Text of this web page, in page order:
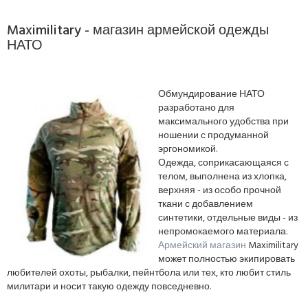
Maximilitary - магазин армейской одежды
НАТО
Обмундирование НАТО
разработано для
максимального удобства при
ношении с продуманной
эргономикой.
Одежда, соприкасающаяся с
телом, выполнена из хлопка,
верхняя - из особо прочной
ткани с добавлением
синтетики, отдельные виды - из
непромокаемого материала.
Армейский магазин Maximilitary
может полностью экипировать
любителей охоты, рыбалки, пейнтбола или тех, кто любит стиль
милитари и носит такую одежду повседневно.